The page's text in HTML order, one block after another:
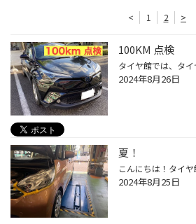
< 1 2 >
100KM 点検
2024年8月26日
夏！
2024年8月25日